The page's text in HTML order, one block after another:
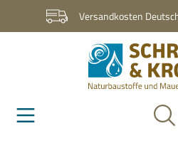
Zum Hauptinhalt springen
Versandkosten